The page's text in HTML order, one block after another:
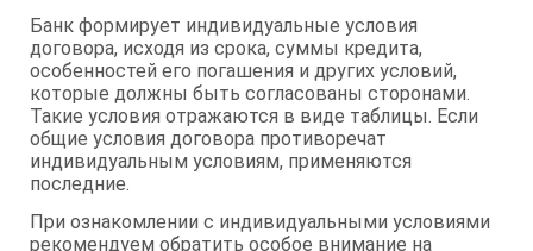
Банк формирует индивидуальные условия
договора, исходя из срока, суммы кредита,
особенностей его погашения и других условий,
которые должны быть согласованы сторонами.
Такие условия отражаются в виде таблицы. Если
общие условия договора противоречат
индивидуальным условиям, применяются
последние.
При ознакомлении с индивидуальными условиями
рекомендуем обратить особое внимание на